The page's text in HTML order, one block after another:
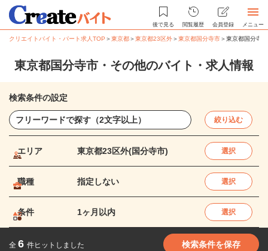
後で見る 閲覧履歴 会員登録 メニュー
クリエイトバイト・パート求人TOP ＞東京都＞東京都23区外＞東京都国分寺市＞東京都国分寺
東京都国分寺市・その他のバイト・求人情報
検索条件の設定
絞り込む
エリア 東京都23区外(国分寺市) 選択
職種 指定しない 選択
条件 1ヶ月以内 選択
全 6 件ヒットしました 検索条件を保存